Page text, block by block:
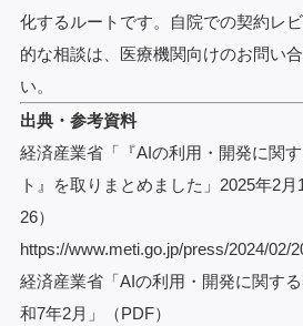
化するルートです。自院での契約レ
的な相談は、 医療機関向けのお問い
い。
出典・参考資料
経済産業省「『AIの利用・開発に関
ト』を取りまとめました」2025年2
26）
https://www.meti.go.jp/press/2024/02/
経済産業省「AIの利用・開発に関す
和7年2月」（PDF）